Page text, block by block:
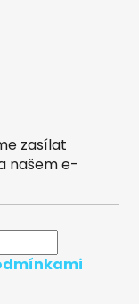
zasílat
našem e-